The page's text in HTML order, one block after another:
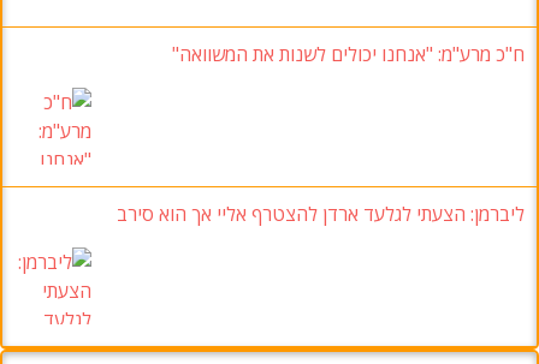
ח"כ מרע"מ: "אנחנו יכולים לשנות את המשוואה"
ליברמן: הצעתי לגלעד ארדן להצטרף אליי אך הוא סירב